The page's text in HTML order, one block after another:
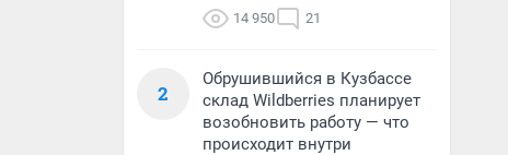
14 950 21
2
Обрушившийся в Кузбассе
склад Wildberries планирует
возобновить работу — что
происходит внутри